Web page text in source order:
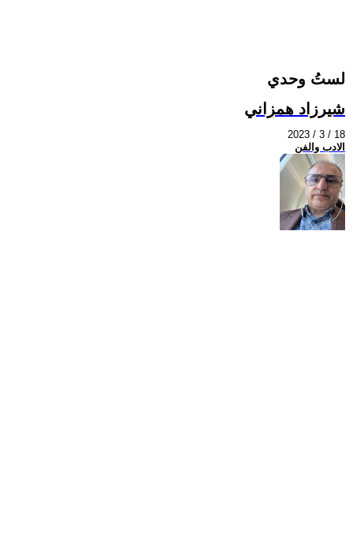
لستُ وحدي
شيرزاد همزاني
2023 / 3 / 18
الادب والفن